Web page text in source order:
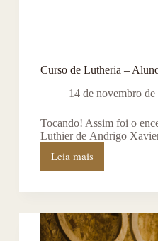
Curso de Lutheria –
14 de novembro de
Tocando! Assim foi o
Luthier de Andrigo
Leia mais